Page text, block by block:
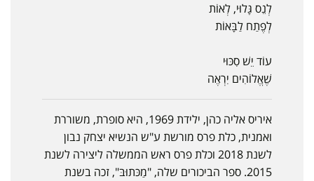
לְנֵס גָּלוּי, לְאוֹת
לְפֶתַח לַבָּאוֹת
עוֹד יֵשׁ סִכּוּי
שֶׁאֱלוֹהִים יִרְאֶה
איריס אליה כהן, ילידת 1969, היא סופרת, משוררת
ואמנית, כלת פרס מורשת ע"ש הנשיא יצחק נבון
לשנת 2018 וכלת פרס ראש הממשלה ליצירה לשנת
2015. ספר הביכורים שלה, "מַכּתוּבּ", זכה בשנת